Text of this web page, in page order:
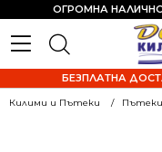
ОГРОМНА
БЕЗПЛАТНА
Килими и Пътеки Пътеки